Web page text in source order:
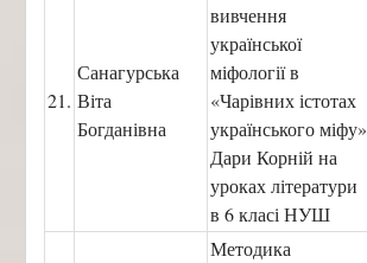
21.
Санагурська
Віта
Богданівна
вивчення
української
міфології в
«Чарівних істотах
українського міфу»
Дари Корній на
уроках літератури
в 6 класі НУШ
Методика